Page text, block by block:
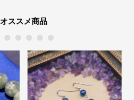
オススメ商品
2 3 4 5 6